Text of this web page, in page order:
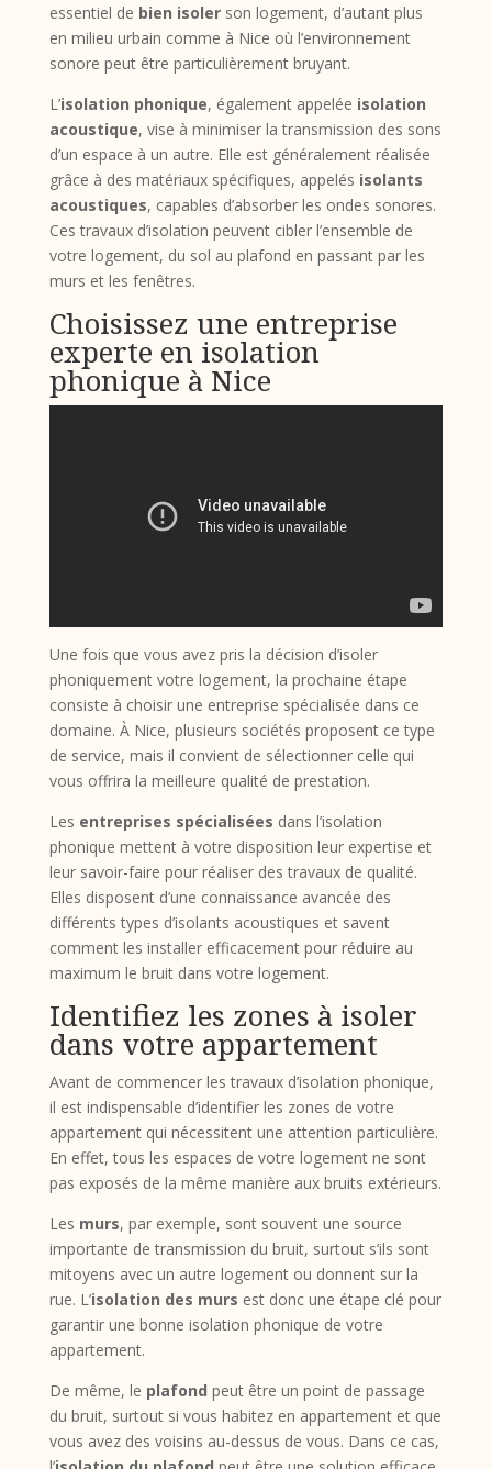
essentiel de bien isolerson logement, d’autant plus
en milieu urbain comme à Nice où l’environnement
sonore peut être particulièrement bruyant.
L’isolation phonique, également appelée isolation
acoustique, vise à minimiser la transmission des sons
d’un espace à un autre. Elle est généralement réalisée
grâce à des matériaux spécifiques, appelés isolants
acoustiques, capables d’absorber les ondes sonores.
Ces travaux d’isolation peuvent cibler l’ensemble de
votre logement, du sol au plafond en passant par les
murs et les fenêtres.
Choisissez une entreprise
experte en isolation
phonique à Nice
Une fois que vous avez pris la décision d’isoler
phoniquement votre logement, la prochaine étape
consiste à choisir une entreprise spécialisée dans ce
domaine. À Nice, plusieurs sociétés proposent ce type
de service, mais il convient de sélectionner celle qui
vous offrira la meilleure qualité de prestation.
Les entreprises spécialisées dans l’isolation
phonique mettent à votre disposition leur expertise et
leur savoir-faire pour réaliser des travaux de qualité.
Elles disposent d’une connaissance avancée des
différents types d’isolants acoustiques et savent
comment les installer efficacement pour réduire au
maximum le bruit dans votre logement.
Identifiez les zones à isoler
dans votre appartement
Avant de commencer les travaux d’isolation phonique,
il est indispensable d’identifier les zones de votre
appartement qui nécessitent une attention particulière.
En effet, tous les espaces de votre logement ne sont
pas exposés de la même manière aux bruits extérieurs.
Les murs, par exemple, sont souvent une source
importante de transmission du bruit, surtout s’ils sont
mitoyens avec un autre logement ou donnent sur la
rue. L’isolation des murs est donc une étape clé pour
garantir une bonne isolation phonique de votre
appartement.
De même, le plafond peut être un point de passage
du bruit, surtout si vous habitez en appartement et que
vous avez des voisins au-dessus de vous. Dans ce cas,